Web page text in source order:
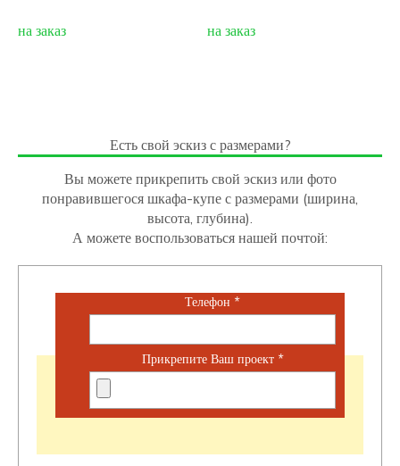
на заказ на заказ
Есть свой эскиз с размерами?
Вы можете прикрепить свой эскиз или фото
понравившегося шкафа-купе с размерами (ширина,
высота, глубина).
А можете воспользоваться нашей почтой:
Телефон *
Прикрепите Ваш проект *